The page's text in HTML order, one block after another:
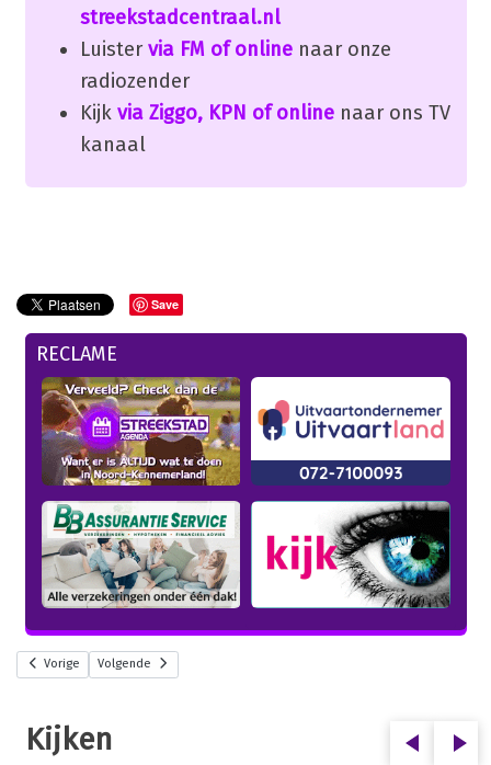
streekstadcentraal.nl
Luister via FM of onlinenaar onze
radiozender
Kijk via Ziggo, KPN of onlinenaar ons TV
kanaal
Save
RECLAME
Vorige Volgende
Kijken